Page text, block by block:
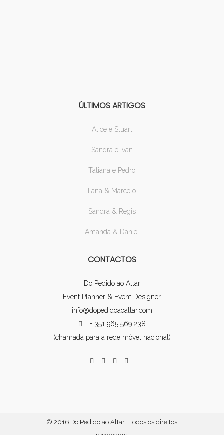
ÚLTIMOS ARTIGOS
Alice e Stuart
Sandra e Ivan
Tatiana e Pedro
Ilana & Marcelo
Sandra & Regis
Amanda & Daniel
CONTACTOS
Do Pedido ao Altar
Event Planner & Event Designer
info@dopedidoaoaltar.com
+ 351 965 569 238
(chamada para a rede móvel nacional)
© 2016 Do Pedido ao Altar | Todos os direitos